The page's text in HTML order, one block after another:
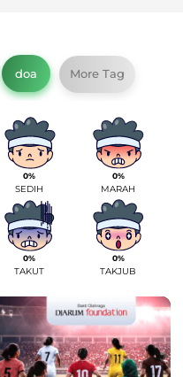
doa More Tag
0%
SEDIH
0%
MARAH
0%
TAKUT
0%
TAKJUB